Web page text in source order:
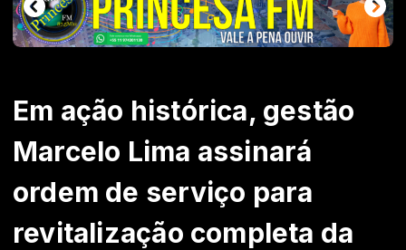
Em ação histórica, gestão
Marcelo Lima assinará
ordem de serviço para
revitalização completa da